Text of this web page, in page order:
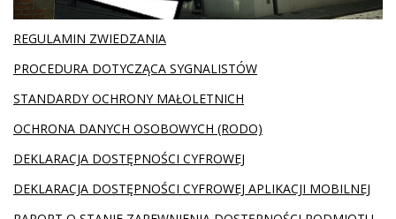
REGULAMIN ZWIEDZANIA
PROCEDURA DOTYCZĄCA SYGNALISTÓW
STANDARDY OCHRONY MAŁOLETNICH
OCHRONA DANYCH OSOBOWYCH (RODO)
DEKLARACJA DOSTĘPNOŚCI CYFROWEJ
DEKLARACJA DOSTĘPNOŚCI CYFROWEJ APLIKACJI MOBILNEJ